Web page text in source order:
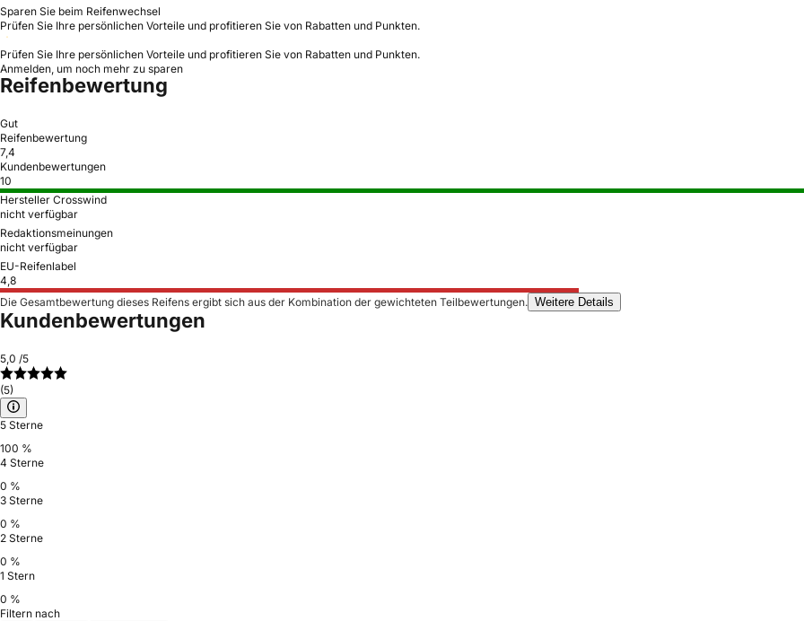
Sparen Sie beim Reifenwechsel
Prüfen Sie Ihre persönlichen Vorteile und profitieren Sie von Rabatten und Punkten.
Prüfen Sie Ihre persönlichen Vorteile und profitieren Sie von Rabatten und Punkten.
Anmelden, um noch mehr zu sparen
Reifenbewertung
Gut
Reifenbewertung
7,4
Kundenbewertungen
10
Hersteller Crosswind
nicht verfügbar
Redaktionsmeinungen
nicht verfügbar
EU-Reifenlabel
4,8
Die Gesamtbewertung dieses Reifens ergibt sich aus der Kombination der gewichteten Teilbewertungen. Weitere Details
Kundenbewertungen
5,0 /5
(5)
5 Sterne
100 %
4 Sterne
0 %
3 Sterne
0 %
2 Sterne
0 %
1 Stern
0 %
Filtern nach